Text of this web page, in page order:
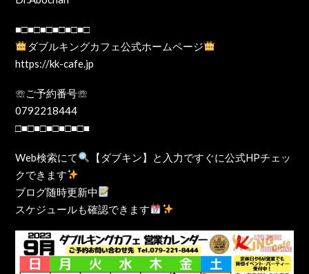
■□■□■□■□■□■□
ダブルキングカフェ公式ホームページ
https://kk-cafe.jp
☏ご予約番号☏
0792218444
□■□■□■□■□■□■
Web検索にて
【ダブキン】と入力ですぐに公式HPチェッ
クできます
ブログ随時更新中
スケジュールも確認できます